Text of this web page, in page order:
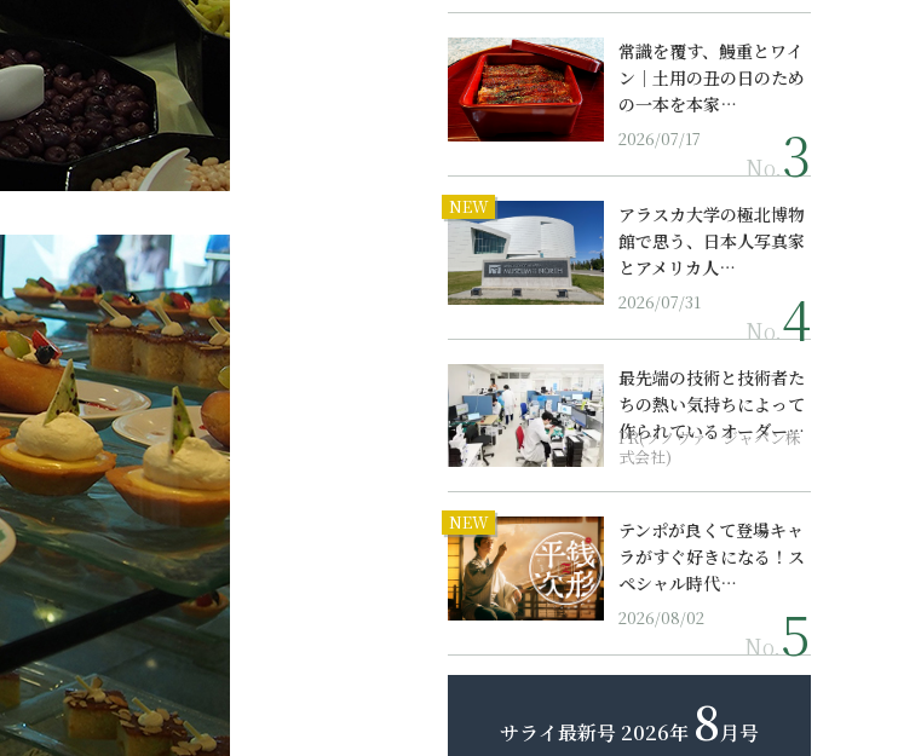
常識を覆す、鰻重とワイ
ン｜土用の丑の日のため
の一本を本家…
2026/07/17
No.
NEW
アラスカ大学の極北博物
館で思う、日本人写真家
とアメリカ人…
2026/07/31
No.
最先端の技術と技術者た
ちの熱い気持ちによって
作られているオーダーメ
イド補聴器
PR(ソノヴァ・ジャパン株
式会社)
NEW
テンポが良くて登場キャ
ラがすぐ好きになる！ス
ペシャル時代…
2026/08/02
No.
サライ最新号 2026年 8月号